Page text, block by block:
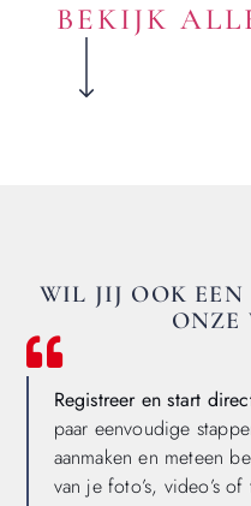
BEKIJK
WIL JIJ OOK
ONZE
Registreer en start
paar eenvoudige
aanmaken en meteen
van je foto’s, video’s of